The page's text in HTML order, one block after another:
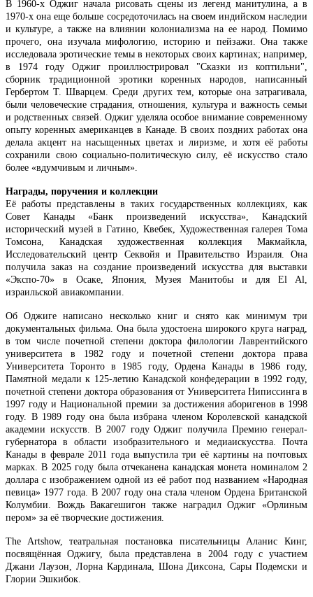
В 1960-х Оджиг начала рисовать сцены из легенд манитулина, а в
1970-х она еще больше сосредоточилась на своем индийском наследии
и культуре, а также на влиянии колониализма на ее народ. Помимо
прочего, она изучала мифологию, историю и пейзажи. Она также
исследовала эротические темы в некоторых своих картинах; например,
в 1974 году Оджиг проиллюстрировал "Сказки из коптильни",
сборник традиционной эротики коренных народов, написанный
Гербертом Т. Шварцем. Среди других тем, которые она затрагивала,
были человеческие страдания, отношения, культура и важность семьи
и родственных связей. Оджиг уделяла особое внимание современному
опыту коренных американцев в Канаде. В своих поздних работах она
делала акцент на насыщенных цветах и лиризме, и хотя её работы
сохранили свою социально-политическую силу, её искусство стало
более «вдумчивым и личным».
Награды, поручения и коллекции
Её работы представлены в таких государственных коллекциях, как
Совет Канады «Банк произведений искусства», Канадский
исторический музей в Гатино, Квебек, Художественная галерея Тома
Томсона, Канадская художественная коллекция Макмайкла,
Исследовательский центр Секвойя и Правительство Израиля. Она
получила заказ на создание произведений искусства для выставки
«Экспо-70» в Осаке, Япония, Музея Манитобы и для El Al,
израильской авиакомпании.
Об Оджиге написано несколько книг и снято как минимум три
документальных фильма. Она была удостоена широкого круга наград,
в том числе почетной степени доктора филологии Лаврентийского
университета в 1982 году и почетной степени доктора права
Университета Торонто в 1985 году, Ордена Канады в 1986 году,
Памятной медали к 125-летию Канадской конфедерации в 1992 году,
почетной степени доктора образования от Университета Ниписсинга в
1997 году и Национальной премии за достижения аборигенов в 1998
году. В 1989 году она была избрана членом Королевской канадской
академии искусств. В 2007 году Оджиг получила Премию генерал-
губернатора в области изобразительного и медиаискусства. Почта
Канады в феврале 2011 года выпустила три её картины на почтовых
марках. В 2025 году была отчеканена канадская монета номиналом 2
доллара с изображением одной из её работ под названием «Народная
певица» 1977 года. В 2007 году она стала членом Ордена Британской
Колумбии. Вождь Вакагешигон также наградил Оджиг «Орлиным
пером» за её творческие достижения.
The Artshow, театральная постановка писательницы Аланис Кинг,
посвящённая Оджигу, была представлена в 2004 году с участием
Джани Лаузон, Лорна Кардинала, Шона Диксона, Сары Подемски и
Глории Эшкибок.